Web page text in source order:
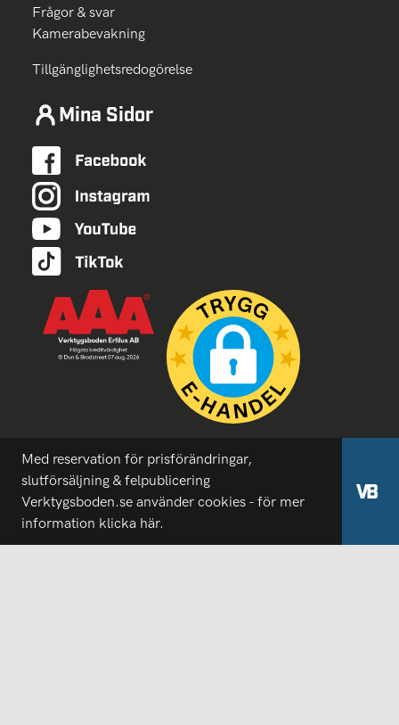
Frågor & svar
Kamerabevakning
Tillgänglighetsredogörelse
Mina Sidor
Med reservation för prisförändringar,
slutförsäljning & felpublicering
Verktygsboden.se använder cookies - för mer
information klicka här.